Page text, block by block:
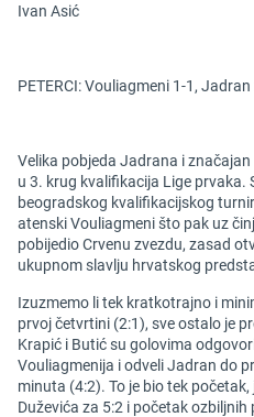
Ivan Asić
PETERCI: Vouliagmeni 1-1, Jadran
Velika pobjeda Jadrana i
u 3. krug kvalifikacija Lige prvaka.
beogradskog kvalifikacijskog
atenski Vouliagmeni što pak uz
pobijedio Crvenu zvezdu, zasad
ukupnom slavlju hrvatskog
Izuzmemo li tek kratkotrajno i
prvoj četvrtini (2:1), sve ostalo je
Krapić i Butić su golovima
Vouliagmenija i odveli Jadran do
minuta (4:2). To je bio tek
Duževića za 5:2 i početak